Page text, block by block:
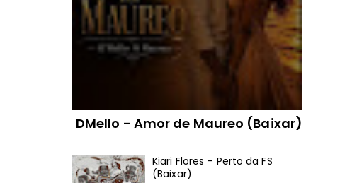
DMello - Amor de Maureo (Baixar)
Kiari Flores – Perto da FS
(Baixar)